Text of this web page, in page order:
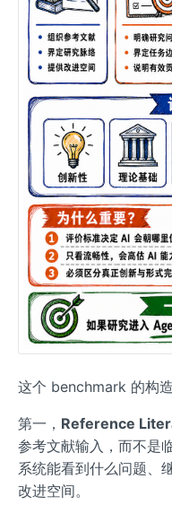
这个 benchmark 的构
第一， Reference
参考文献输入，而不是
系统能看到什么问题、
改进空间。